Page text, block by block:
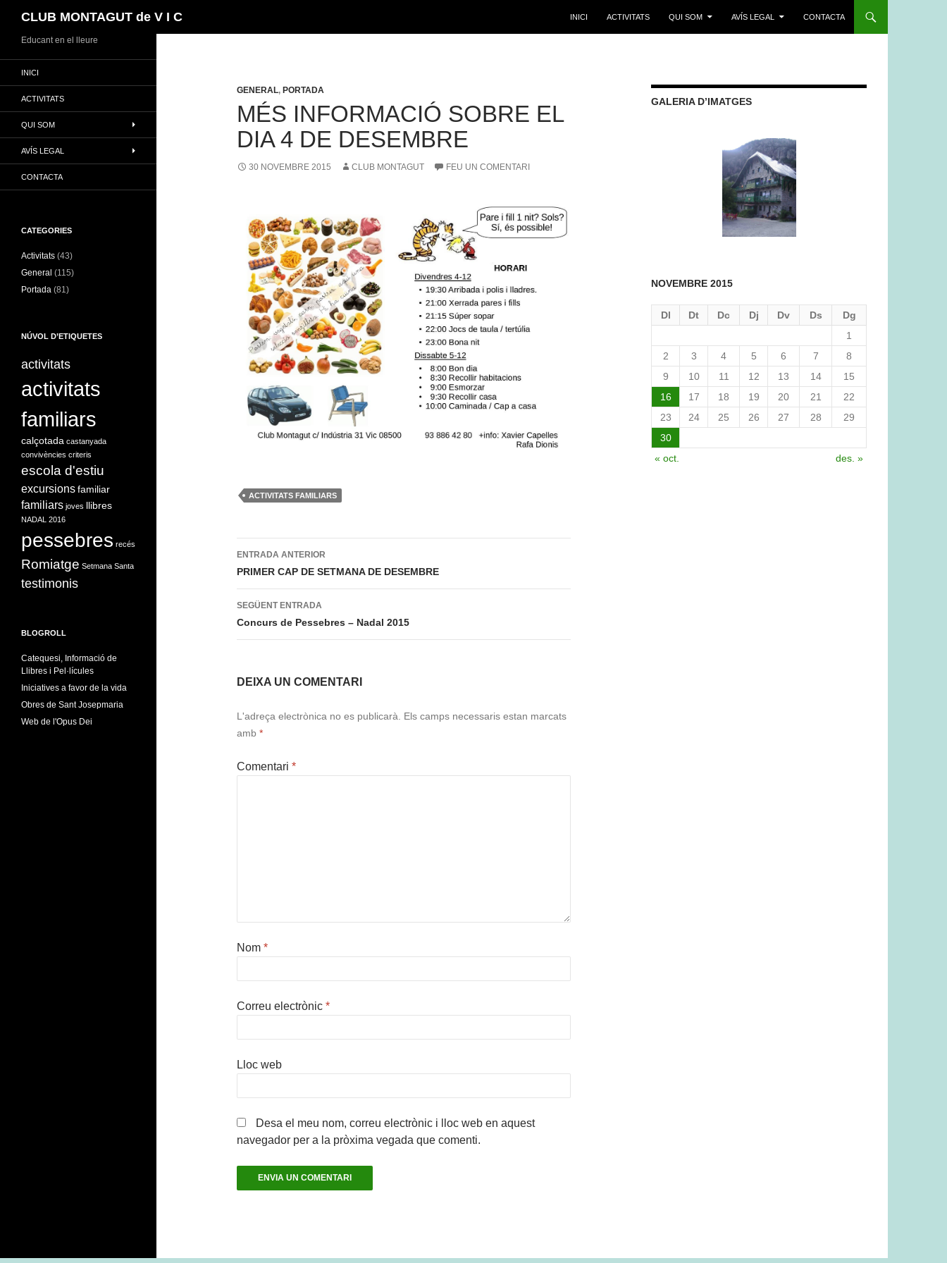
al
contingut
CLUB MONTAGUT de V I C INICI ACTIVITATS QUI SOM AVÍS LEGAL CONTACTA
GENERAL, PORTADA
MÉS INFORMACIÓ SOBRE EL
DIA 4 DE DESEMBRE
30 NOVEMBRE 2015 CLUB MONTAGUT FEU UN COMENTARI
ACTIVITATS FAMILIARS
Navegació
per
les
entrades
ENTRADA ANTERIOR
PRIMER CAP DE SETMANA DE DESEMBRE
SEGÜENT ENTRADA
Concurs de Pessebres – Nadal 2015
DEIXA UN COMENTARI
L'adreça electrònica no es publicarà. Els camps necessaris estan marcats
amb *
Comentari *
Nom *
Correu electrònic *
Lloc web
Desa el meu nom, correu electrònic i lloc web en aquest
navegador per a la pròxima vegada que comenti.
GALERIA D’IMATGES
NOVEMBRE 2015
Dl Dt Dc Dj Dv Ds
Dg
1
2
3 4 5 6 7
8
9
10 11 12 13 14
15
16
17 18 19 20 21
22
23
24 25 26 27 28
29
30
« oct.
des. »
Educant en el lleure
INICI
ACTIVITATS
QUI SOM
AVÍS LEGAL
CONTACTA
CATEGORIES
Activitats (43)
General (115)
Portada (81)
NÚVOL D’ETIQUETES
activitats
activitats
familiars
calçotada castanyada
convivències criteris
escola d'estiu
excursions familiar
familiars joves llibres
NADAL 2016
pessebres recés
Romiatge Setmana Santa
testimonis
BLOGROLL
Catequesi, Informació de
Llibres i Pel·lícules
Iniciatives a favor de la vida
Obres de Sant Josepmaria
Web de l'Opus Dei